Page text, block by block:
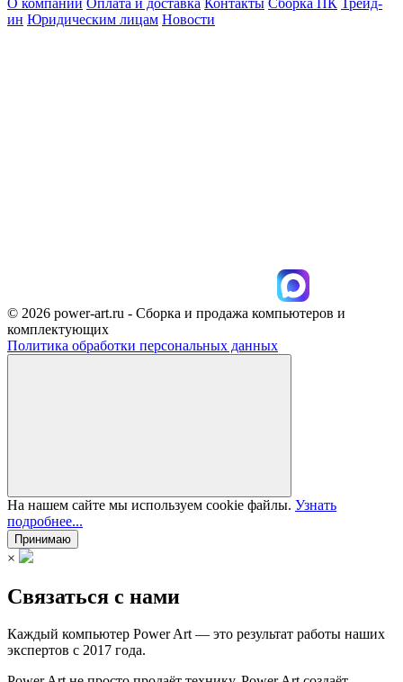
ин Юридическим лицам Новости
© 2026 power-art.ru - Сборка и продажа компьютеров и
комплектующих
Политика обработки персональных данных
На нашем сайте мы используем cookie файлы. Узнать
подробнее...
Принимаю
×
Связаться с нами
Каждый компьютер Power Art — это результат работы наших
экспертов с 2017 года.